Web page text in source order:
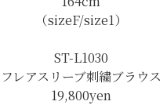
（sizeF/size1）
ST-L1030
フレアスリーブ刺繍ブラウス
19,800yen